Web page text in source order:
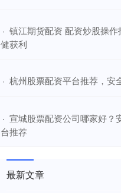
· 镇江期货配资 配资炒股操
健获利
· 杭州股票配资平台推荐，安
· 宣城股票配资公司哪家好？
台推荐
最新文章